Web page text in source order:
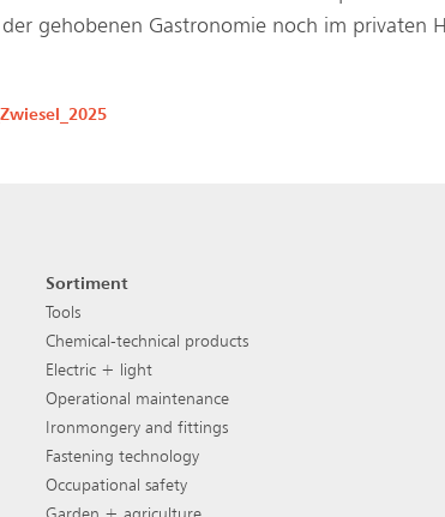
gehobenen Gastronomie noch im privaten
Footer navigation
Sortiment
Tools
Chemical-technical products
Electric + light
Operational maintenance
Ironmongery and fittings
Fastening technology
Occupational safety